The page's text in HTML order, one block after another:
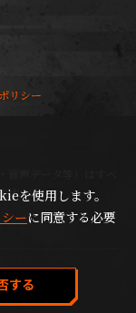
リシー
す。
を使用します。
ーに同意する必要
する